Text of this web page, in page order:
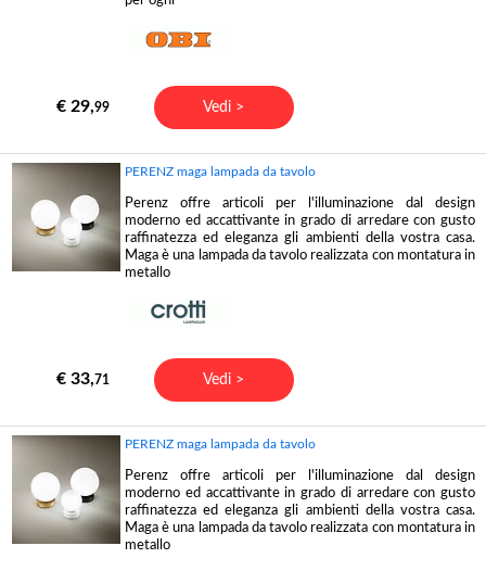
€ 29,99 Vedi >
PERENZ maga lampada da tavolo
Perenz offre articoli per l'illuminazione dal design
moderno ed accattivante in grado di arredare con gusto
raffinatezza ed eleganza gli ambienti della vostra casa.
Maga è una lampada da tavolo realizzata con montatura in
metallo
€ 33,71 Vedi >
PERENZ maga lampada da tavolo
Perenz offre articoli per l'illuminazione dal design
moderno ed accattivante in grado di arredare con gusto
raffinatezza ed eleganza gli ambienti della vostra casa.
Maga è una lampada da tavolo realizzata con montatura in
metallo